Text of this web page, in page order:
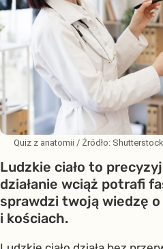
Quiz z anatomii / Źródło:
Ludzkie ciało to
działanie wciąż potrafi
sprawdzi twoją wiedzę o
i kościach.